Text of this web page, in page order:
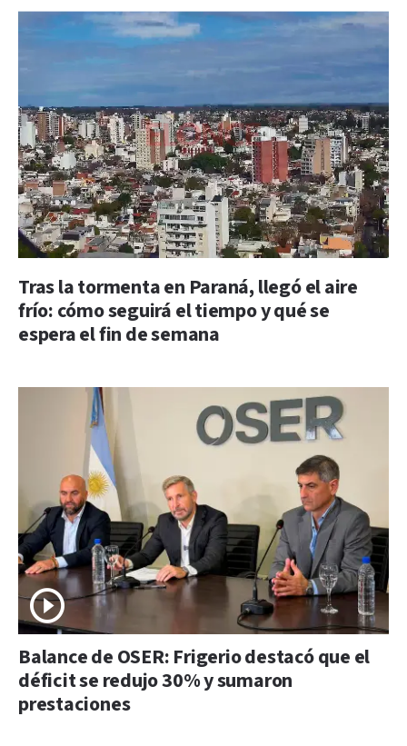
Tras la tormenta en Paraná, llegó el aire
frío: cómo seguirá el tiempo y qué se
espera el fin de semana
Balance de OSER: Frigerio destacó que el
déficit se redujo 30% y sumaron
prestaciones